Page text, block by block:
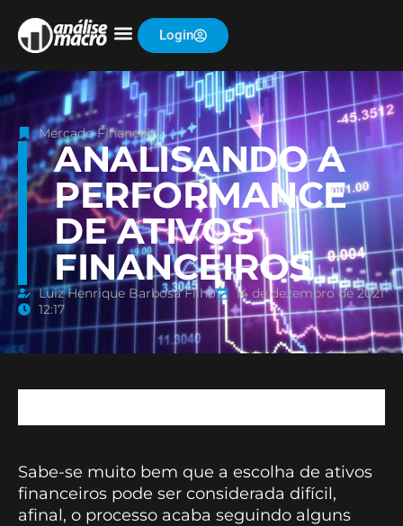
Login
Mercado Financeiro
ANALISANDO A
PERFORMANCE
DE ATIVOS
FINANCEIROS
Luiz Henrique Barbosa Filho
14 de dezembro de 2021
12:17
Sabe-se muito bem que a escolha de ativos
financeiros pode ser considerada difícil,
afinal, o processo acaba seguindo alguns